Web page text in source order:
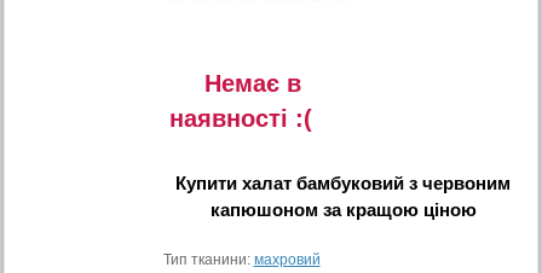
Немає в
наявностi :(
Купитихалат бамбуковий з червоним
капюшоном за кращою ціною
Тип тканини: махровий